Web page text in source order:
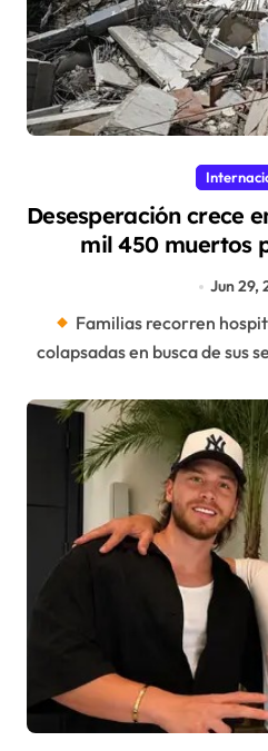
Desesperación crece
mil 450 muertos
Jun 29,
Familias recorren
colapsadas en busca de sus